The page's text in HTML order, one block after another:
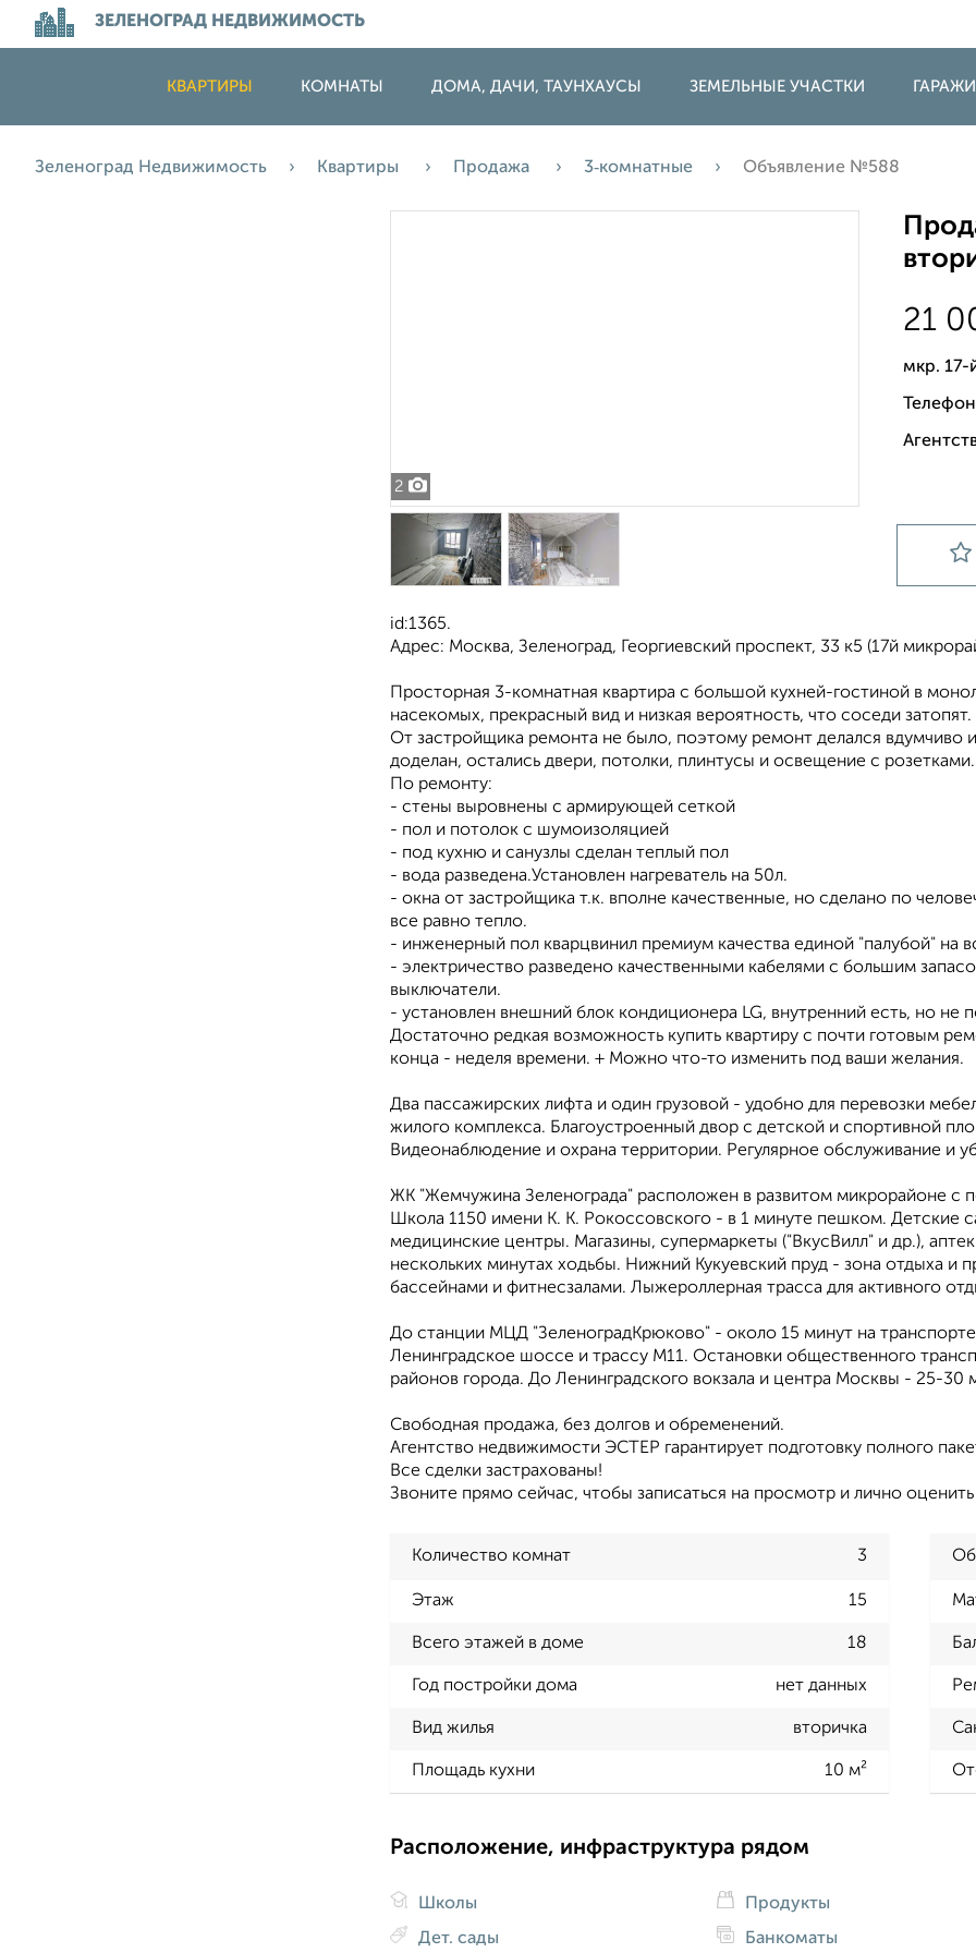
ЗЕЛЕНОГРАД НЕДВИЖИМОСТЬ
КВАРТИРЫ КОМНАТЫ ДОМА, ДАЧИ, ТАУНХАУСЫ ЗЕМЕЛЬНЫЕ УЧАСТКИ
Зеленоград Недвижимость Квартиры Продажа 3‑комнатные Объявление №588
2
21
мкр. 17-
id:1365.
Адрес: Москва, Зеленоград, Георгиевский проспект, 33 к5 (17й
Просторная 3-комнатная квартира с большой кухней-гостиной в
насекомых, прекрасный вид и низкая вероятность, что соседи
От застройщика ремонта не было, поэтому ремонт делался вдумчиво
доделан, остались двери, потолки, плинтусы и освещение с розетками.
По ремонту:
- стены выровнены с армирующей сеткой
- пол и потолок с шумоизоляцией
- под кухню и санузлы сделан теплый пол
- вода разведена.Установлен нагреватель на 50л.
- окна от застройщика т.к. вполне качественные, но сделано по
все равно тепло.
- инженерный пол кварцвинил премиум качества единой "палубой" на
- электричество разведено качественными кабелями с большим
выключатели.
- установлен внешний блок кондиционера LG, внутренний есть, но не
Достаточно редкая возможность купить квартиру с почти готовым
конца - неделя времени. + Можно что-то изменить под ваши желания.
Два пассажирских лифта и один грузовой - удобно для перевозки
жилого комплекса. Благоустроенный двор с детской и спортивной
Видеонаблюдение и охрана территории. Регулярное обслуживание и
ЖК "Жемчужина Зеленограда" расположен в развитом микрорайоне с
Школа 1150 имени К. К. Рокоссовского - в 1 минуте пешком. Детские
медицинские центры. Магазины, супермаркеты ("ВкусВилл" и др.),
нескольких минутах ходьбы. Нижний Кукуевский пруд - зона отдыха и
бассейнами и фитнесзалами. Лыжероллерная трасса для активного
До станции МЦД "ЗеленоградКрюково" - около 15 минут на
Ленинградское шоссе и трассу М11. Остановки общественного
районов города. До Ленинградского вокзала и центра Москвы - 25-30
Свободная продажа, без долгов и обременений.
Агентство недвижимости ЭСТЕР гарантирует подготовку полного
Все сделки застрахованы!
Звоните прямо сейчас, чтобы записаться на просмотр и лично
Количество комнат 3
Этаж 15
Всего этажей в доме 18
Год постройки дома нет данных
Вид жилья вторичка
Площадь кухни 10 м²
Расположение, инфраструктура рядом
Школы
Дет. сады
Продукты
Банкоматы